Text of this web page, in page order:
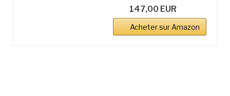
147,00 EUR
Acheter sur Amazon